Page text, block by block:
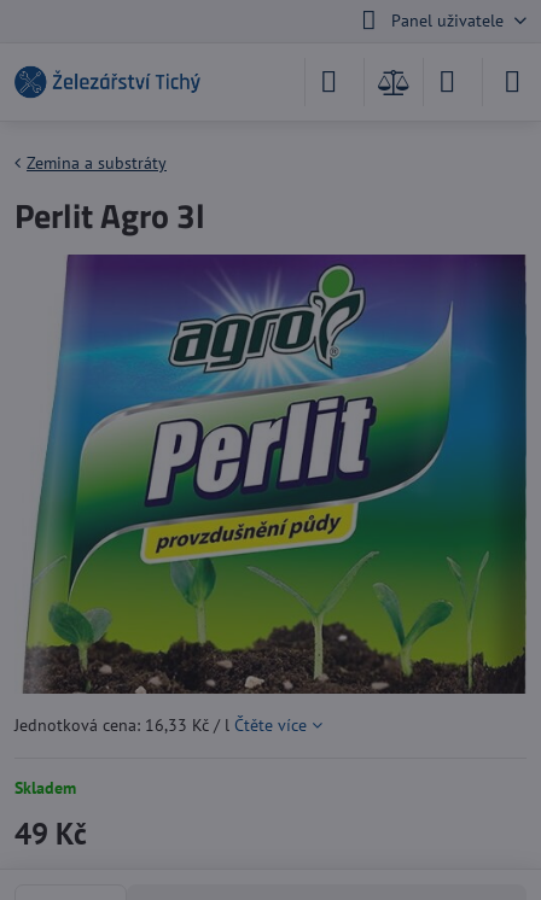
Panel uživatele
Zemina a substráty
Perlit Agro 3l
Jednotková cena: 16,33 Kč / l Čtěte více
Skladem
49 Kč